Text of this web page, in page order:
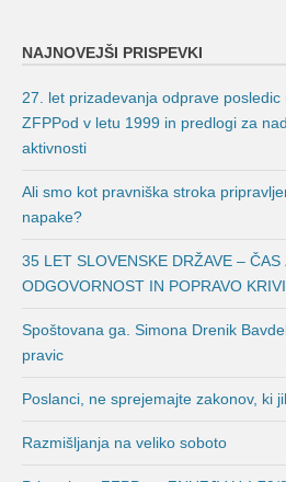
NAJNOVEJŠI PRISPEVKI
27. let prizadevanja odprave
ZFPPod v letu 1999 in predlogi za
aktivnosti
Ali smo kot pravniška stroka
napake?
35 LET SLOVENSKE DRŽAVE – ČAS
ODGOVORNOST IN POPRAVO
Spoštovana ga. Simona Drenik
pravic
Poslanci, ne sprejemajte zakonov, ki
Razmišljanja na veliko soboto